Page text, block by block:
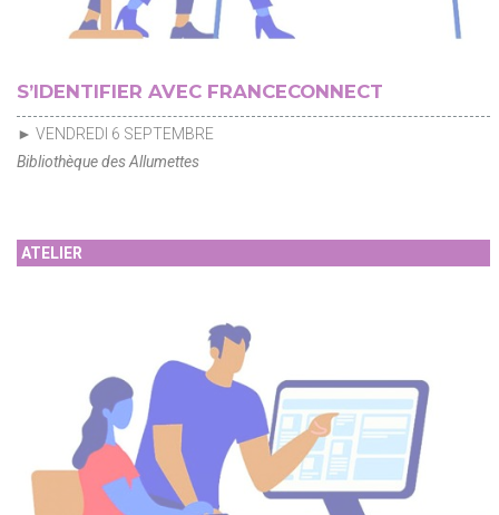
S’IDENTIFIER AVEC FRANCECONNECT
► VENDREDI 6 SEPTEMBRE
Bibliothèque des Allumettes
ATELIER